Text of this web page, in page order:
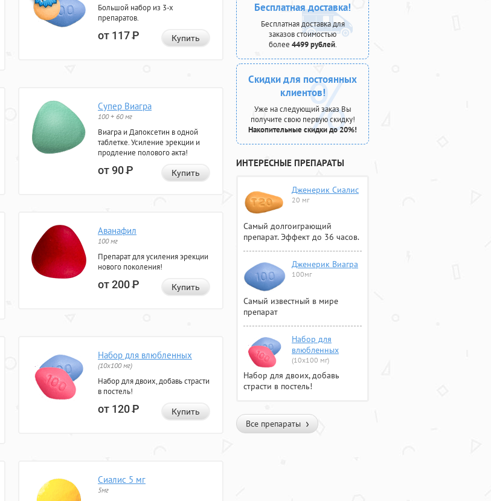
Большой набор из 3-х
препаратов.
от 117Р Купить
Супер Виагра
100 + 60 мг
Виагра и Дапоксетин в одной
таблетке. Усиление эрекции и
продление полового акта!
от 90Р Купить
Аванафил
100 мг
Препарат для усиления эрекции
нового поколения!
от 200Р Купить
Набор для влюбленных
(10х100 мг)
Набор для двоих, добавь страсти
в постель!
от 120Р Купить
Сиалис 5 мг
5мг
Бесплатная доставка!
Бесплатная доставка для
заказов стоимостью
более 4499 рублей.
Скидки для постоянных
клиентов!
Уже на следующий заказ Вы
получите свою первую скидку!
Накопительные скидки до 20%!
ИНТЕРЕСНЫЕ ПРЕПАРАТЫ
Дженерик Сиалис
20 мг
Самый долгоиграющий
препарат. Эффект до 36 часов.
Дженерик Виагра
100мг
Самый известный в мире
препарат
Набор для
влюбленных
(10х100 мг)
Набор для двоих, добавь
страсти в постель!
Все препараты